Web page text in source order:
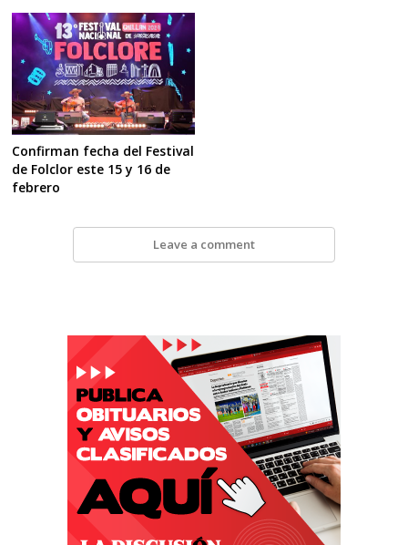
Confirman fecha del Festival
de Folclor este 15 y 16 de
febrero
Leave a comment